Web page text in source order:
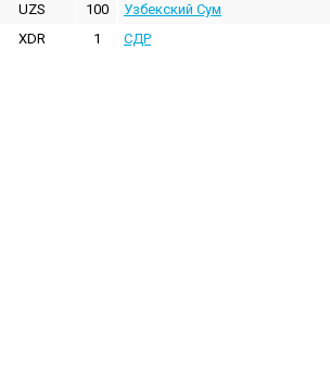
UZS
100 Узбекский Сум
XDR
1 СДР